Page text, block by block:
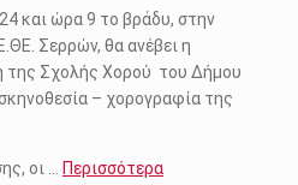
και ώρα 9 το βράδυ, στην
Σερρών, θα ανέβει η
της Σχολής Χορού του Δήμου
– χορογραφία της
οι … Περισσότερα